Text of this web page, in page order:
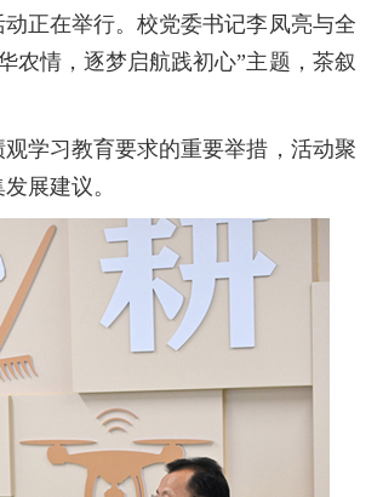
正在举行。校党委书记李凤亮与全
农情，逐梦启航践初心”主题，茶叙
学习教育要求的重要举措，活动聚
展建议。